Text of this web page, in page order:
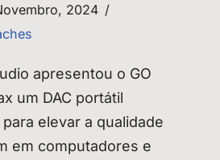
2024
apresentou o GO
um DAC portátil
elevar a qualidade
em computadores e